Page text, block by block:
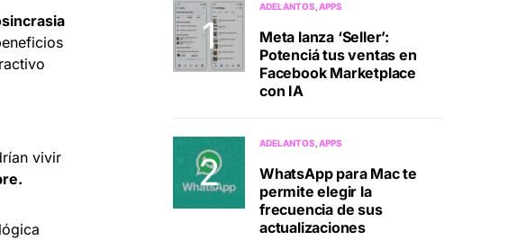
vivir
ADELANTOS APPS
Meta lanza ‘Seller’:
Potenciá tus ventas en
Facebook Marketplace
con IA
ADELANTOS APPS
WhatsApp para Mac te
permite elegir la
frecuencia de sus
actualizaciones